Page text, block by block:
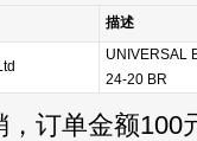
描述
UNIVERSAL
24-20 BR
订单金额100